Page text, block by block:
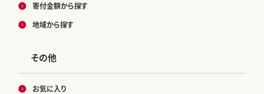
寄付金額から探す
地域から探す
その他
お気に入り